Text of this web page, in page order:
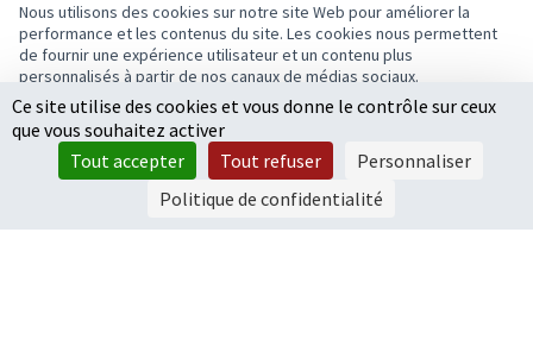
Nous utilisons des cookies sur notre site Web pour améliorer la
performance et les contenus du site. Les cookies nous permettent
de fournir une expérience utilisateur et un contenu plus
personnalisés à partir de nos canaux de médias sociaux.
Tout accepter
Accepter seulement les cookies essentiels
Paramètres
Des toilettes publiques au parc de Lamballe
Le projet soumis au vote concerne l'installation de
toilettes publiques au parc de Lamballe.Photo non
conforme
95 000 €
Ce site utilise des cookies et vous donne le contrôle sur ceux
que vous souhaitez activer
Tout accepter
Tout refuser
Personnaliser
Politique de confidentialité